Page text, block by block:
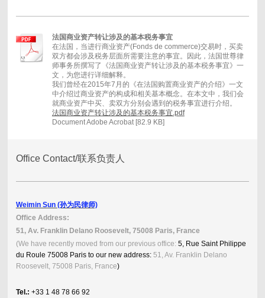
法国商业资产转让涉及的基本税务事宜
在法国，当进行商业资产(Fonds de commerce)交易时，买卖
双方都会涉及税务层面所需要注意的事宜。因此，法国世尊律
师事务所撰写了《法国商业资产转让涉及的基本税务事宜》一
文，为您进行详细解释。
我们曾经在2015年7月的《在法国购置商业资产的介绍》一文
中介绍过商业资产的构成和相关基本概念。在本文中，我们会
就商业资产中买、卖双方分别会遇到的税务事宜进行介绍。
法国商业资产转让涉及的基本税务事宜.pdf
Document Adobe Acrobat [82.9 KB]
Office Contact/联系负责人
Weimin Sun (孙为民律师)
Office Address:
51, Av. Franklin Delano Roosevelt, 75008 Paris, France
(We have recently moved from our previous office: 5, Rue Saint Philippe
du Roule 75008 Paris to our new address:51, Av. Franklin Delano
Roosevelt, 75008 Paris, France)
Tel.: +33 1 48 78 66 92